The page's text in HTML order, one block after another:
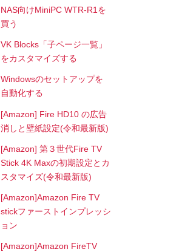
NAS向けMiniPC WTR-R1を
買う
VK Blocks「子ページ一覧」
をカスタマイズする
Windowsのセットアップを
自動化する
[Amazon] Fire HD10 の広告
消しと壁紙設定(令和最新版)
[Amazon] 第３世代Fire TV
Stick 4K Maxの初期設定とカ
スタマイズ(令和最新版)
[Amazon]Amazon Fire TV
stickファーストインプレッシ
ョン
[Amazon]Amazon FireTV